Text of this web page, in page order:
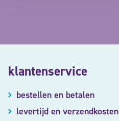
klantenservice
bestellen en betalen
levertijd en verzendkosten